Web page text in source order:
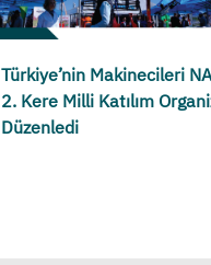
Türkiye’nin Makinecileri
2. Kere Milli Katılım
Düzenledi